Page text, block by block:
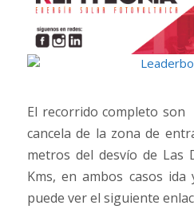
El recorrido completo son
cancela de la zona de
metros del desvío de Las
Kms, en ambos casos
puede ver el siguiente